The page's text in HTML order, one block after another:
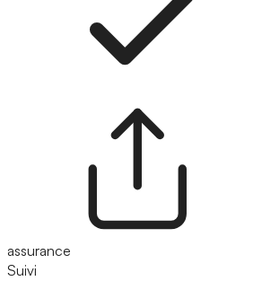
assurance
Suivi